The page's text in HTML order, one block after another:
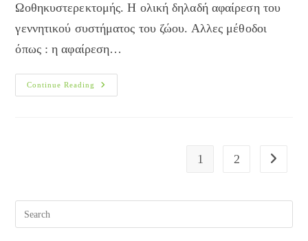
Ωοθηκυστερεκτομής. Η ολική δηλαδή αφαίρεση του
γεννητικού συστήματος του ζώου. Αλλες μέθοδοι
όπως : η αφαίρεση…
Continue Reading
Στείρωση
Της
1 2 Go to